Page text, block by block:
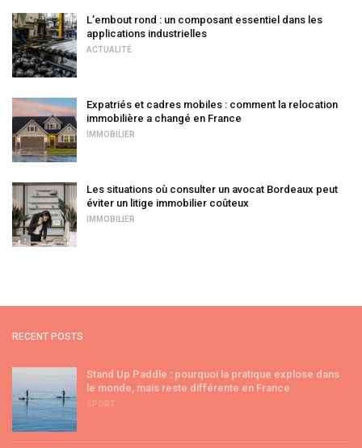
L’embout rond : un composant essentiel dans les
applications industrielles
ACTUALITÉ
Expatriés et cadres mobiles : comment la relocation
immobilière a changé en France
IMMOBILIER
Les situations où consulter un avocat Bordeaux peut
éviter un litige immobilier coûteux
IMMOBILIER
RECENT POSTS
Stand Up Paddle : pourquoi la pratique explose dans
le monde, mais reste différente en France
SPORT